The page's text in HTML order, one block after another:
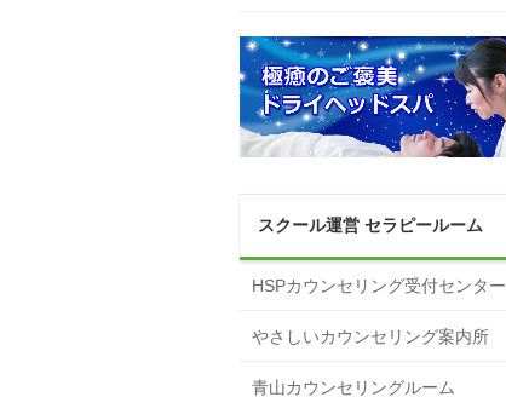
スクール運営 セラピールーム
HSPカウンセリング受付センター
やさしいカウンセリング案内所
青山カウンセリングルーム